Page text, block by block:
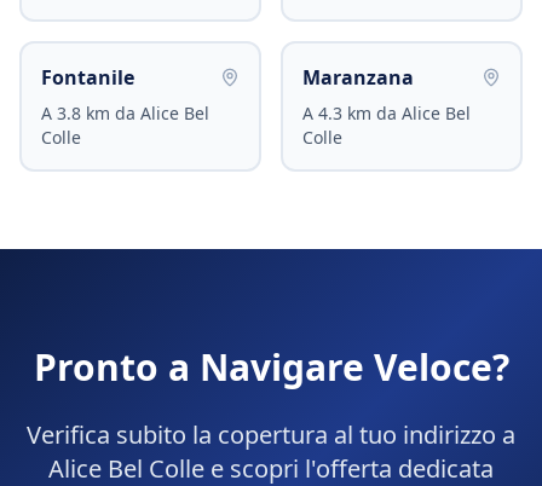
Fontanile
A 3.8 km da Alice Bel
Colle
Maranzana
A 4.3 km da Alice Bel
Colle
Pronto a Navigare Veloce?
Verifica subito la copertura al tuo indirizzo a
Alice Bel Colle e scopri l'offerta dedicata